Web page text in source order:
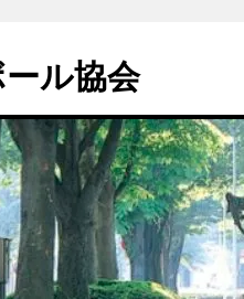
ル協会